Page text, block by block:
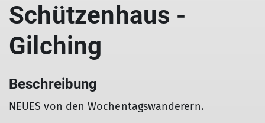
Schützenhaus -
Gilching
Beschreibung
NEUES von den Wochentagswanderern.